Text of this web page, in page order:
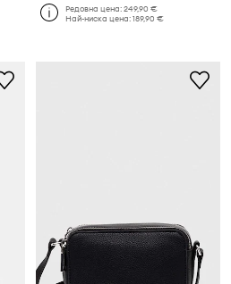
Редовна цена:249,90 €
Най-ниска цена:189,90 €